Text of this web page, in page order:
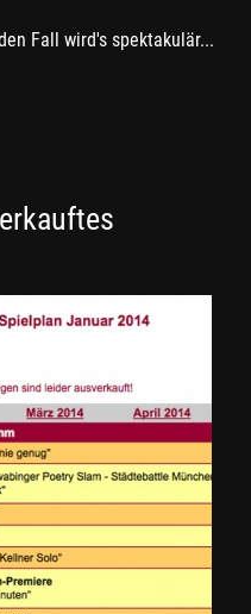
Fall wird's spektakulär...